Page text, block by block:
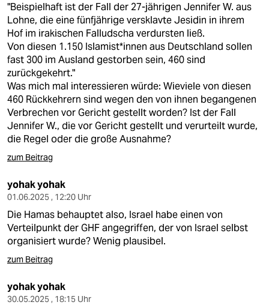
"Beispielhaft ist der Fall der 27-jährigen Jennifer W. aus
Lohne, die eine fünfjährige versklavte Jesidin in ihrem
Hof im irakischen Falludscha verdursten ließ.
Von diesen 1.150 Is­la­mis­t*in­nen aus Deutschland sollen
fast 300 im Ausland gestorben sein, 460 sind
zurückgekehrt."
Was mich mal interessieren würde: Wieviele von diesen
460 Rückkehrern sind wegen den von ihnen begangenen
Verbrechen vor Gericht gestellt worden? Ist der Fall
Jennifer W., die vor Gericht gestellt und verurteilt wurde,
die Regel oder die große Ausnahme?
zum Beitrag
yohak yohak
01.06.2025 , 12:20 Uhr
Die Hamas behauptet also, Israel habe einen von
Verteilpunkt der GHF angegriffen, der von Israel selbst
organisiert wurde? Wenig plausibel.
zum Beitrag
yohak yohak
30.05.2025 , 18:15 Uhr